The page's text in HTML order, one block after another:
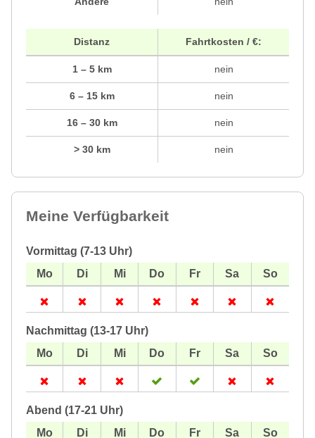
Distanz
1 – 5 km
6 – 15 km
16 – 30 km
> 30 km
Fahrtkosten / €:
nein
nein
nein
nein
Meine Verfügbarkeit
Vormittag (7-13 Uhr)
Nachmittag (13-17 Uhr)
Abend (17-21 Uhr)